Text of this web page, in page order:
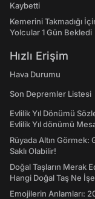
Kaybetti
Kemerini Takmadığı
Yolcular 1 Gün Bekledi
Hızlı Erişim
Hava Durumu
Son Depremler Listesi
Evlilik Yıl Dönümü
Evlilik Yıl dönümü
Rüyada Altın Görmek:
Saklı Olabilir!
Doğal Taşların Merak
Hangi Doğal Taş Ne
Emojilerin Anlamları: